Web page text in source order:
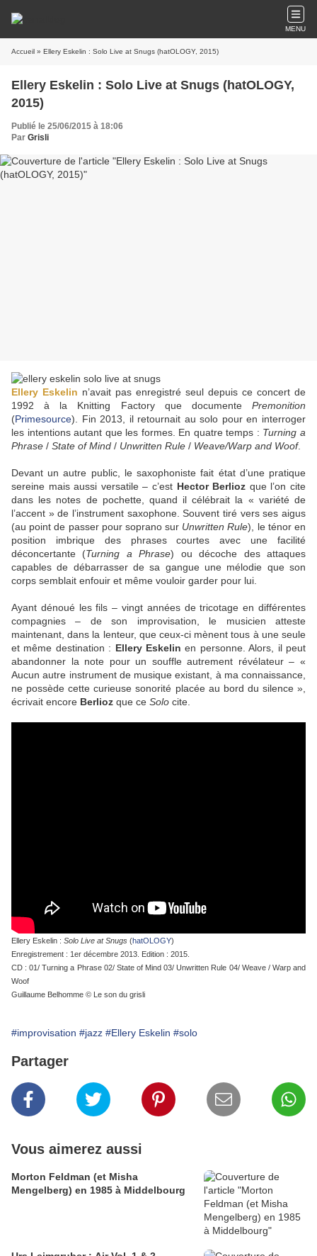
MENU
Accueil » Ellery Eskelin : Solo Live at Snugs (hatOLOGY, 2015)
Ellery Eskelin : Solo Live at Snugs (hatOLOGY,
2015)
Publié le 25/06/2015 à 18:06
Par Grisli
Ellery Eskelin n’avait pas enregistré seul depuis ce concert de
1992 à la Knitting Factory que documente Premonition
(Primesource). Fin 2013, il retournait au solo pour en interroger
les intentions autant que les formes. En quatre temps : Turning a
Phrase / State of Mind / Unwritten Rule / Weave/Warp and Woof.
Devant un autre public, le saxophoniste fait état d’une pratique
sereine mais aussi versatile – c’est Hector Berlioz que l’on cite
dans les notes de pochette, quand il célébrait la « variété de
l’accent » de l’instrument saxophone. Souvent tiré vers ses aigus
(au point de passer pour soprano sur Unwritten Rule), le ténor en
position imbrique des phrases courtes avec une facilité
déconcertante (Turning a Phrase) ou décoche des attaques
capables de débarrasser de sa gangue une mélodie que son
corps semblait enfouir et même vouloir garder pour lui.
Ayant dénoué les fils – vingt années de tricotage en différentes
compagnies – de son improvisation, le musicien atteste
maintenant, dans la lenteur, que ceux-ci mènent tous à une seule
et même destination : Ellery Eskelin en personne. Alors, il peut
abandonner la note pour un souffle autrement révélateur – «
Aucun autre instrument de musique existant, à ma connaissance,
ne possède cette curieuse sonorité placée au bord du silence »,
écrivait encore Berlioz que ce Solo cite.
Ellery Eskelin : Solo Live at Snugs (hatOLOGY)
Enregistrement : 1er décembre 2013. Edition : 2015.
CD : 01/ Turning a Phrase 02/ State of Mind 03/ Unwritten Rule 04/ Weave / Warp and
Woof
Guillaume Belhomme © Le son du grisli
#improvisation #jazz #Ellery Eskelin #solo
Partager
Vous aimerez aussi
Morton Feldman (et Misha
Mengelberg) en 1985 à Middelbourg